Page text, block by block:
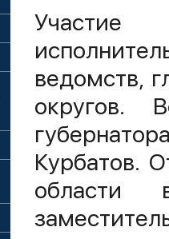
ведомств,
округов.
Курбатов.
области